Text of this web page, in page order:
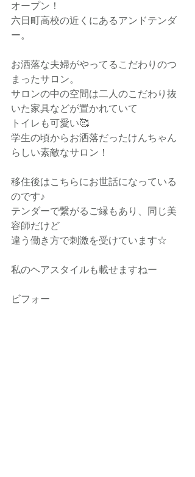
オープン！
六日町高校の近くにあるアンドテンダ
ー。
お洒落な夫婦がやってるこだわりのつ
まったサロン。
サロンの中の空間は二人のこだわり抜
いた家具などが置かれていて
トイレも可愛い🥰
学生の頃からお洒落だったけんちゃん
らしい素敵なサロン！
移住後はこちらにお世話になっている
のです♪
テンダーで繋がるご縁もあり、同じ美
容師だけど
違う働き方で刺激を受けています☆
私のヘアスタイルも載せますねー
ビフォー